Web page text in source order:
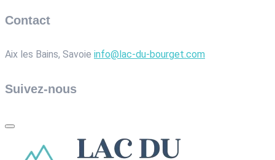
Contact
Aix les Bains, Savoie info@lac-du-bourget.com
Suivez-nous